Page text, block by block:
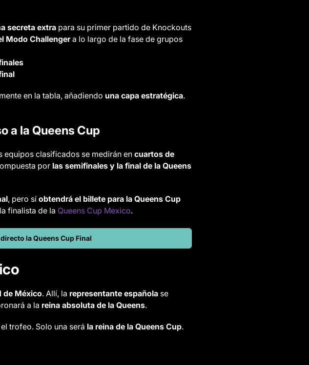
secreta extra para su primer partido de Knockouts
Modo Challengera lo largo de la fase de grupos
en la tabla, añadiendo una capa estratégica.
a la Queens Cup
equipos clasificados se medirán en cuartos de
por las semifinales y la final de la Queens
, pero sí obtendrá el billete para la Queens Cup
finalista de la Queens Cup Mexico.
la Queens Cup Final
de México. Allí, la representante española se
a la reina absoluta de la Queens.
trofeo. Solo una será la reina de la Queens Cup.